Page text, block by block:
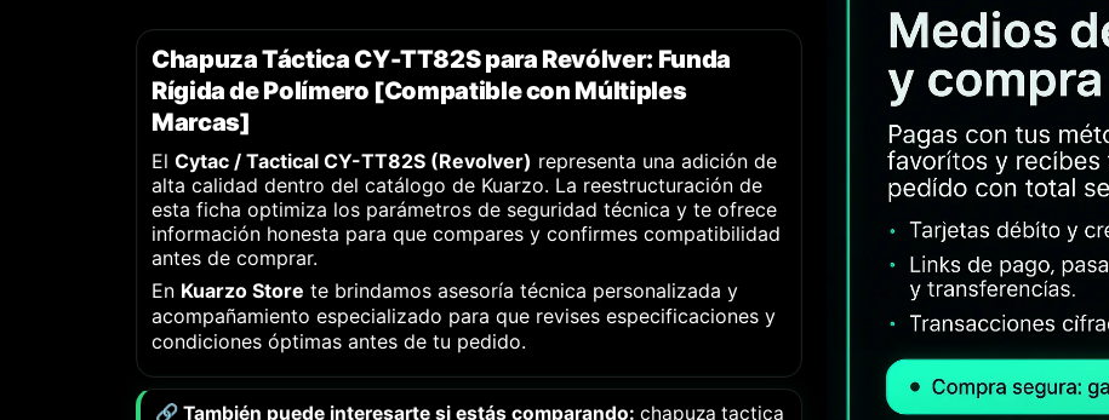
Chapuza Táctica CY-TT82S para Revólver: Funda
Rígida de Polímero [Compatible con Múltiples
Marcas]
El Cytac / Tactical CY-TT82S (Revolver) representa una adición de
alta calidad dentro del catálogo de Kuarzo. La reestructuración de
esta ficha optimiza los parámetros de seguridad técnica y te ofrece
información honesta para que compares y confirmes compatibilidad
antes de comprar.
En Kuarzo Store te brindamos asesoría técnica personalizada y
acompañamiento especializado para que revises especificaciones y
condiciones óptimas antes de tu pedido.
🔗 También puede interesarte si estás comparando: chapuza tactica